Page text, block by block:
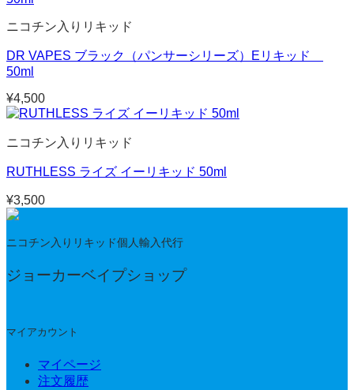
ニコチン入りリキッド
DR VAPES ブラック（パンサーシリーズ）Eリキッド
50ml
¥4,500
ニコチン入りリキッド
RUTHLESS ライズ イーリキッド 50ml
¥3,500
ニコチン入りリキッド個人輸入代行
ジョーカーベイプショップ
マイアカウント
マイページ
注文履歴